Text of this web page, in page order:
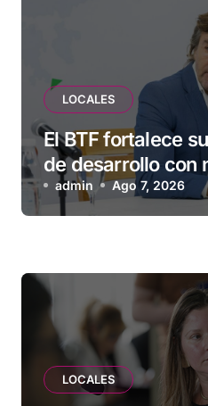
LOCALES
El BTF fortalece
de desarrollo con
herramientas
empresas
admin Ago 7, 2026
LOCALES